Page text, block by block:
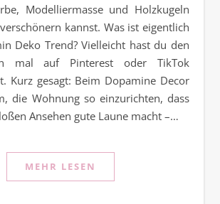
Modelliermasse und Holzkugeln
kannst. Was ist eigentlich
Deko Trend? Vielleicht hast du den
mal auf Pinterest oder TikTok
Kurz gesagt: Beim Dopamine Decor
die Wohnung so einzurichten, dass
Ansehen gute Laune macht –…
MEHR LESEN